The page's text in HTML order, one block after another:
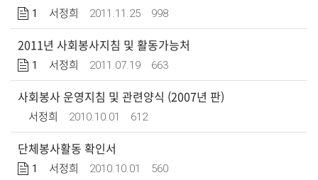
1 서정희 2011.11.25 998
2011년 사회봉사지침 및 활동가능처
1 서정희 2011.07.19 663
사회봉사 운영지침 및 관련양식 (2007년 판)
서정희 2010.10.01 612
단체봉사활동 확인서
1 서정희 2010.10.01 560